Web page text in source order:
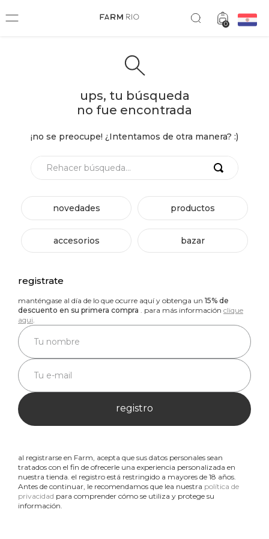
0
ups, tu búsqueda
no fue encontrada
¡no se preocupe! ¿Intentamos de otra manera? :)
Rehacer búsqueda...
novedades productos
accesorios bazar
registrate
manténgase al día de lo que ocurre aquí y obtenga un 15% de
descuento en su primera compra . para más información clique
aqui.
registro
al registrarse en Farm, acepta que sus datos personales sean
tratados con el fin de ofrecerle una experiencia personalizada en
nuestra tienda. el registro está restringido a mayores de 18 años.
Antes de continuar, le recomendamos que lea nuestra política de
privacidad para comprender cómo se utiliza y protege su
información.